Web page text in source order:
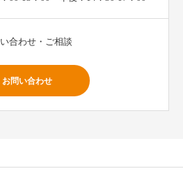
合わせ・ご相談
お問い合わせ